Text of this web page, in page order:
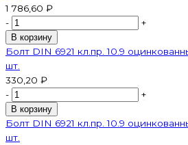
1 786,60 ₽
-
+
В корзину
Болт DIN 6921 кл.пр. 10.9
шт.
330,20 ₽
-
+
В корзину
Болт DIN 6921 кл.пр. 10.9
шт.